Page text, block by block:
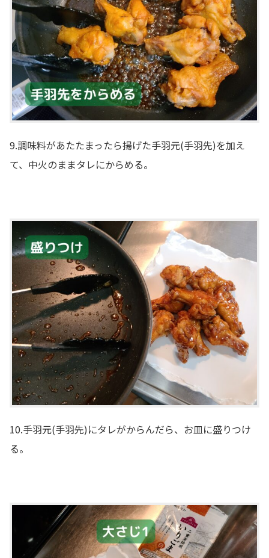
9.調味料があたたまったら揚げた手羽元(手羽先)を加え
て、中火のままタレにからめる。
10.手羽元(手羽先)にタレがからんだら、お皿に盛りつけ
る。